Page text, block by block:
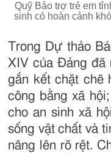
Quỹ Bảo trợ trẻ em
sinh có hoàn cảnh
Trong Dự thảo
XIV của Đảng đã
gắn kết chặt chẽ
công bằng xã
cho an sinh xã
sống vật chất và
nâng lên rõ rệt.